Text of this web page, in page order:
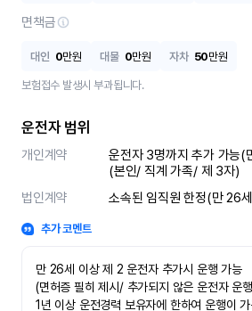
면책금
대인 0만원 대물 0만원 자차 50만원
보험접수 발생시 부과됩니다.
운전자 범위
개인계약
운전자 3명까지 추가 가능(
(본인/ 직계 가족/ 제 3자)
법인계약
소속된 임직원 한정(만 26
추가 코멘트
만 26세 이상 제 2 운전자 추가시 운행 가능
(면허증 필히 제시/ 추가되지 않은 운전자 운
1년 이상 운전경력 보유자에 한하여 운행이